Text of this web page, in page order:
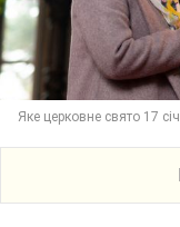
Яке церковне свято 17